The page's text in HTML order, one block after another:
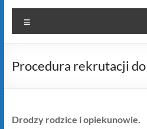
Procedura rekrutacji
Drodzy rodzice i opiekunowie.